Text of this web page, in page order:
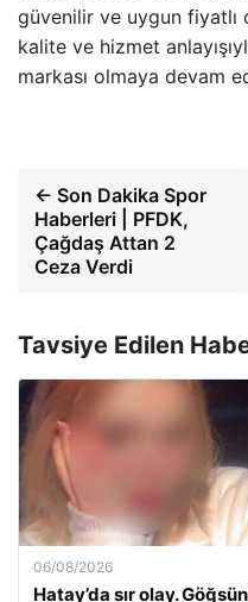
güvenilir ve uygun fiyatlı
kalite ve hizmet
markası olmaya devam
← Son Dakika Spor
Haberleri | PFDK,
Çağdaş Attan 2
Ceza Verdi
Tavsiye Edilen
06/08/2026
Hatay’da sır olay.